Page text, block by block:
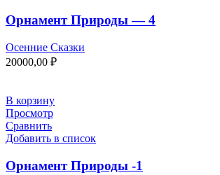
Орнамент Природы — 4
Осенние Сказки
20000,00 ₽
В корзину
Просмотр
Сравнить
Добавить в список
Орнамент Природы -1